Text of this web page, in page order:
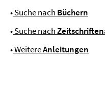
•Suche nach Büchern
•Suche nach
•WeitereAnleitungen